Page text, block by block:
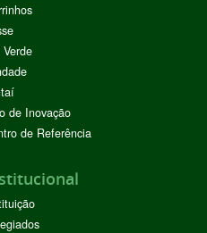
de Inovação
de Referência